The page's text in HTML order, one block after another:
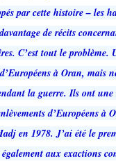
par cette histoire – les
de récits
C’est tout le
à Oran, mais
la guerre. Ils ont
d’Européens à
en 1978. J’ai été le
également aux exactions